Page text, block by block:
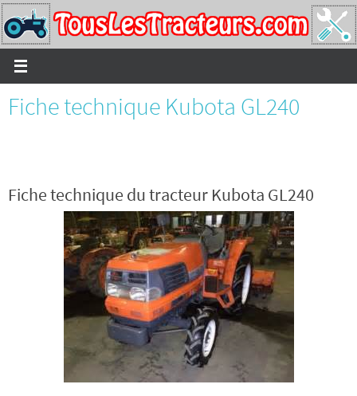
Passer
vers
le
contenu
Fiche technique Kubota GL240
Fiche technique du tracteur Kubota GL240